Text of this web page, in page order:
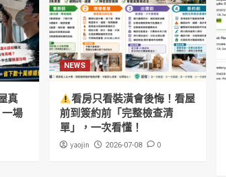
真
場
NEWS
看房只看裝潢會後悔！看屋
前到簽約前「完整檢查清
單」，一次看懂！
yaojin 2026-07-08 0